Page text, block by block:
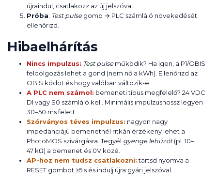
újraindul, csatlakozz az új jelszóval.
Próba: Test pulsegomb → PLC számláló növekedését
ellenőrizd.
Hibaelhárítás
Nincs impulzus: Test pulseműködik? Ha igen, a P1/OBIS
feldolgozás lehet a gond (nem nő a kWh). Ellenőrizd az
OBIS kódot és hogy valóban változik-e.
A PLC nem számol: bemeneti típus megfelelő? 24 VDC
DI vagy S0 számláló kell. Minimális impulzushossz legyen
30–50 ms felett.
Szórványos téves impulzus: nagyon nagy
impedanciájú bemenetnél ritkán érzékeny lehet a
PhotoMOS szivárgásra. Tegyél gyenge lehúzót(pl. 10–
47 kΩ) a bemenet és 0V közé.
AP-hoz nem tudsz csatlakozni:tartsd nyomva a
RESET gombot ≥5 s és indulj újra gyári jelszóval.